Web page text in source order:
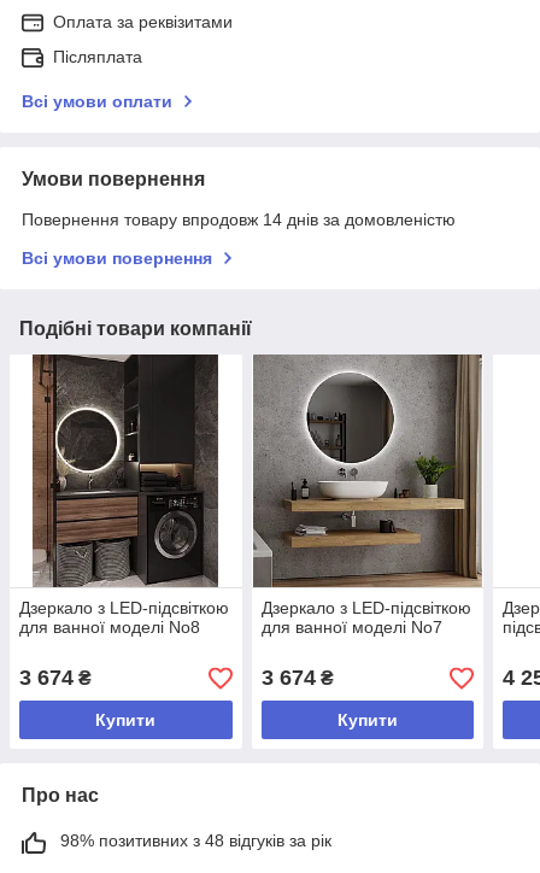
Оплата за реквізитами
Післяплата
Всі умови оплати
Умови повернення
Повернення товару впродовж 14 днів за домовленістю
Всі умови повернення
Подібні товари компанії
Дзеркало з LED-підсвіткою
для ванної моделі No8
3 674 ₴
Купити
Дзеркало з LED-підсвіткою
для ванної моделі No7
3 674₴
Купити
4
Про нас
98% позитивних з 48 відгуків за рік